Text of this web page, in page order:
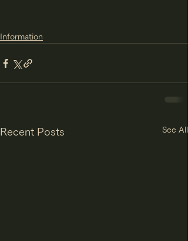
Information
Recent Posts See All